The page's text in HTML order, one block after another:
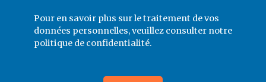
Pour en savoir plus sur le traitement de vos
données personnelles, veuillez consulter notre
politique de confidentialité.